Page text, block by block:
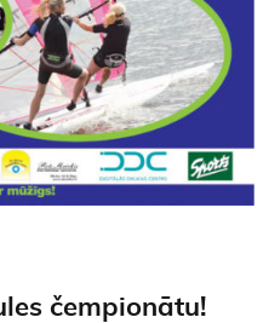
čempionātu!